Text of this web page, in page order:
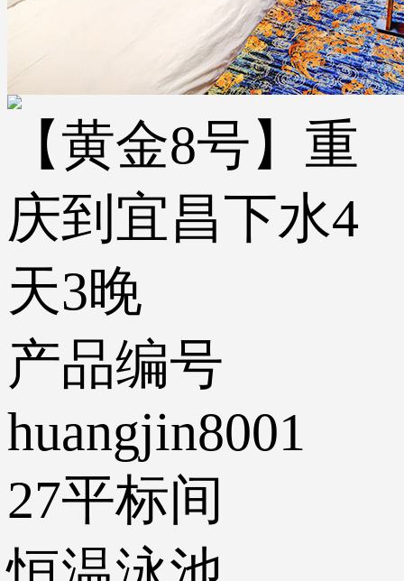
【黄金8号】重
庆到宜昌下水4
天3晚
产品编号
huangjin8001
27平标间